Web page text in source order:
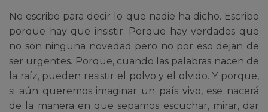
No escribo para decir lo que nadie ha dicho. Escribo
porque hay que insistir. Porque hay verdades que
no son ninguna novedad pero no por eso dejan de
ser urgentes. Porque, cuando las palabras nacen de
la raíz, pueden resistir el polvo y el olvido. Y porque,
si aún queremos imaginar un país vivo, ese nacerá
de la manera en que sepamos escuchar, mirar, dar